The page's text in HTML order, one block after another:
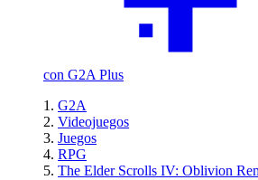
con G2A Plus
G2A
Videojuegos
Juegos
RPG
The Elder Scrolls IV: Oblivion